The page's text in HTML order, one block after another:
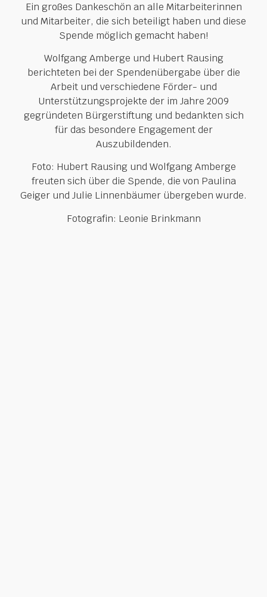
Ein großes Dankeschön an alle Mitarbeiterinnen
und Mitarbeiter, die sich beteiligt haben und diese
Spende möglich gemacht haben!
Wolfgang Amberge und Hubert Rausing
berichteten bei der Spendenübergabe über die
Arbeit und verschiedene Förder- und
Unterstützungsprojekte der im Jahre 2009
gegründeten Bürgerstiftung und bedankten sich
für das besondere Engagement der
Auszubildenden.
Foto: Hubert Rausing und Wolfgang Amberge
freuten sich über die Spende, die von Paulina
Geiger und Julie Linnenbäumer übergeben wurde.
Fotografin: Leonie Brinkmann